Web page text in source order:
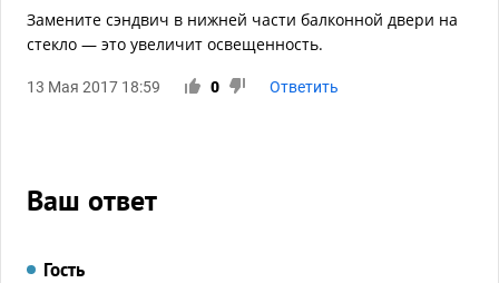
Замените сэндвич в нижней части балконной двери на
стекло — это увеличит освещенность.
13 Мая 2017 18:59 0 Ответить
Ваш ответ
Гость